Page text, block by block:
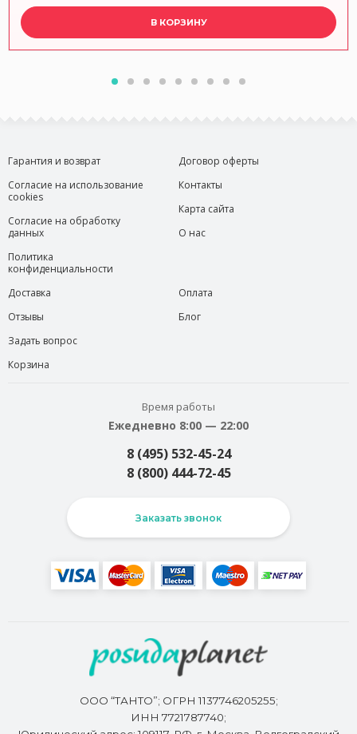
В КОРЗИНУ
Гарантия и возврат
Согласие на использование
cookies
Согласие на обработку
данных
Политика
конфиденциальности
Договор оферты
Контакты
Карта сайта
О нас
Доставка
Отзывы
Задать вопрос
Корзина
Оплата
Блог
Время работы
Ежедневно 8:00 — 22:00
8 (495) 532-45-24
8 (800) 444-72-45
Заказать звонок
ООО “ТАНТО”; ОГРН 1137746205255;
ИНН 7721787740;